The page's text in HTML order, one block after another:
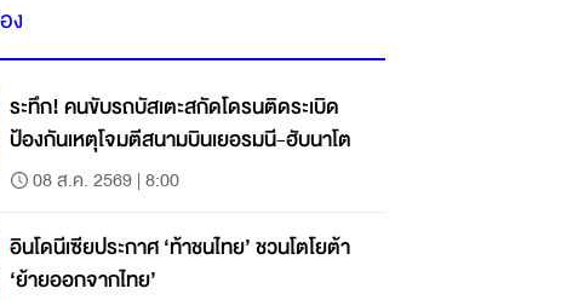
ง
ระทึก! คนขับรถบัสเตะสกัดโดรนติดระเบิด
ป้องกันเหตุโจมตีสนามบินเยอรมนี-ฮับนาโต
08 ส.ค. 2569 | 8:00
อินโดนีเซียประกาศ ‘ท้าชนไทย’ ชวนโตโยต้า
‘ย้ายออกจากไทย’